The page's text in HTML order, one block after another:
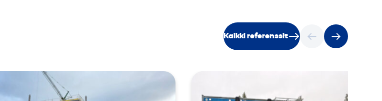
Kaikki referenssit